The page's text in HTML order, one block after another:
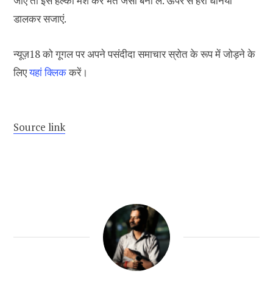
डालकर सजाएं.
न्यूज़18 को गूगल पर अपने पसंदीदा समाचार स्रोत के रूप में जोड़ने के
लिएयहां क्लिककरें।
Source link